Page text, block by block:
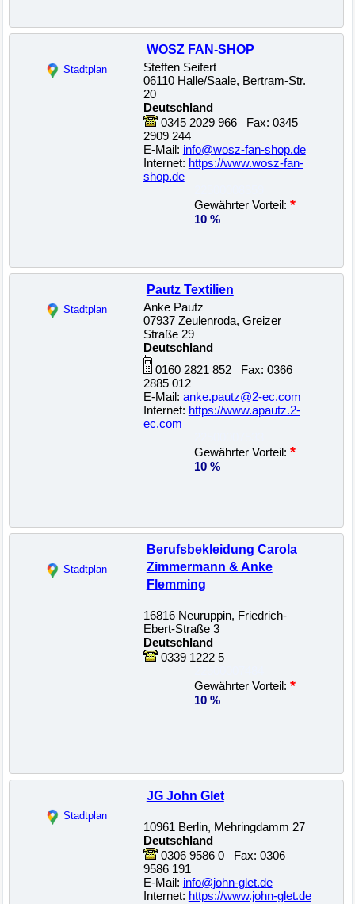
Stadtplan
WOSZ FAN-SHOP
Steffen Seifert
06110 Halle/Saale, Bertram-Str.
20
Deutschland
0345 2029 966 Fax: 0345
2909 244
E-Mail: info@wosz-fan-shop.de
Internet: https://www.wosz-fan-
shop.de
Gewährter Vorteil: *
10 %
Stadtplan
Pautz Textilien
Anke Pautz
07937 Zeulenroda, Greizer
Straße 29
Deutschland
0160 2821 852 Fax: 0366
2885 012
E-Mail: anke.pautz@2-ec.com
Internet: https://www.apautz.2-
ec.com
Gewährter Vorteil: *
10 %
Stadtplan
Berufsbekleidung Carola
Zimmermann & Anke
Flemming
16816 Neuruppin, Friedrich-
Ebert-Straße 3
Deutschland
0339 1222 5
Gewährter Vorteil: *
10 %
Stadtplan
JG John Glet
10961 Berlin, Mehringdamm 27
Deutschland
0306 9586 0 Fax: 0306
9586 191
E-Mail: info@john-glet.de
Internet: https://www.john-glet.de